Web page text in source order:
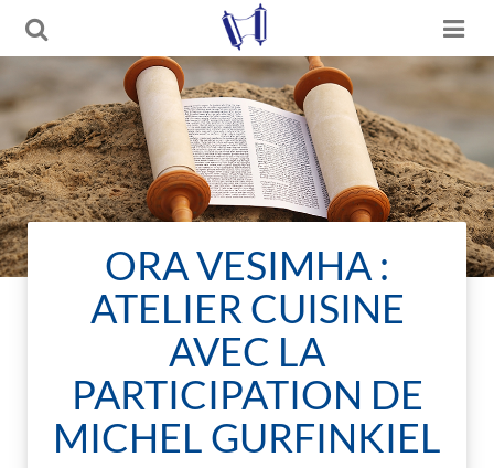
ORA VESIMHA :
ATELIER CUISINE
AVEC LA
PARTICIPATION DE
MICHEL GURFINKIEL